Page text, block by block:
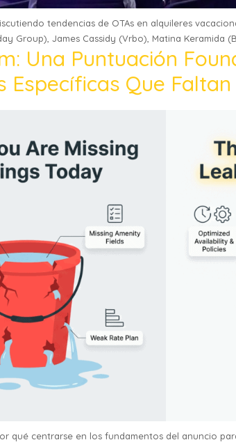
tendencias de OTAs en alquileres
Group), James Cassidy (Vrbo), Matina Keramida
Una Puntuación
Específicas Que Faltan
qué centrarse en los fundamentos del anuncio